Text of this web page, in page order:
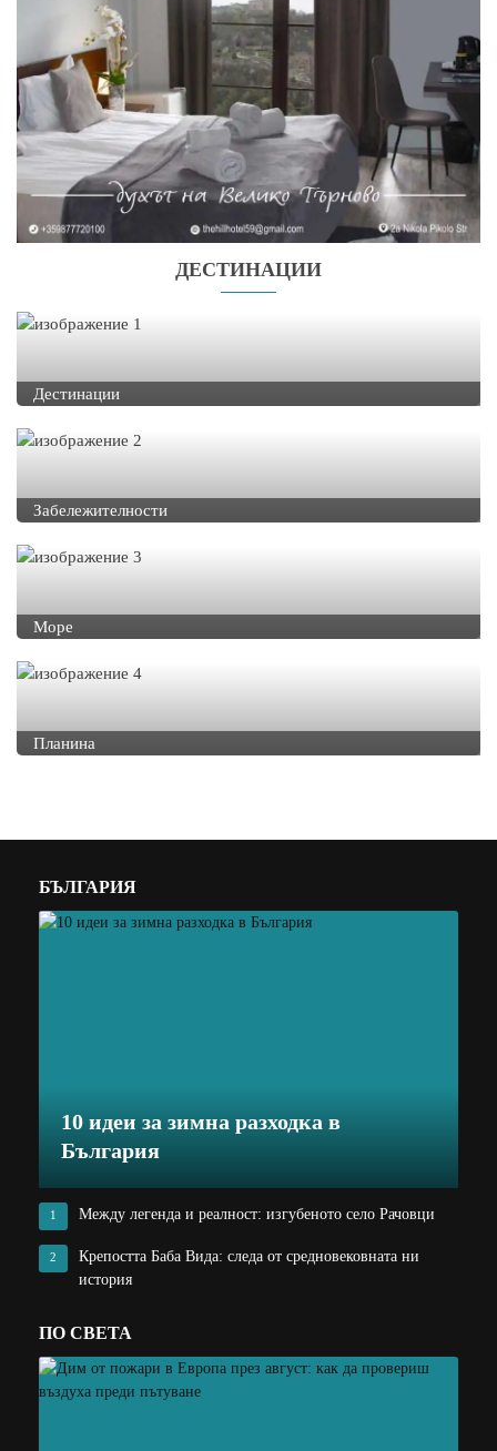
ДЕСТИНАЦИИ
Дестинации
Забележителности
Море
Планина
БЪЛГАРИЯ
10 идеи за зимна разходка в
България
1 Между легенда и реалност: изгубеното село Рачовци
2
Крепостта Баба Вида: следа от средновековната ни
история
ПО СВЕТА